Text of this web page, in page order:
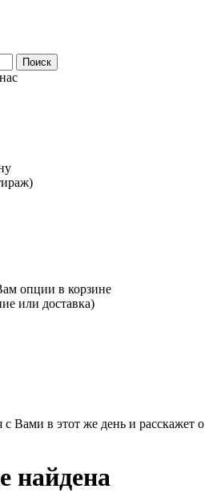
Поиск
опции в корзине
или доставка)
Вами в этот же день и расскажет о
найдена